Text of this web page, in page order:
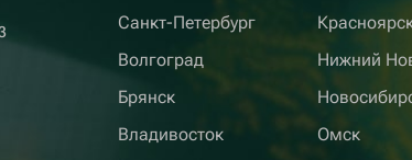
Санкт-Петербург
Волгоград
Брянск
Владивосток
Нижний
Омск